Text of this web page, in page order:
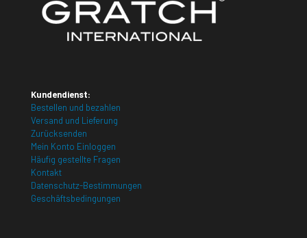
Kundendienst:
Bestellen und bezahlen
Versand und Lieferung
Zurücksenden
Mein Konto Einloggen
Häufig gestellte Fragen
Kontakt
Datenschutz-Bestimmungen
Geschäftsbedingungen